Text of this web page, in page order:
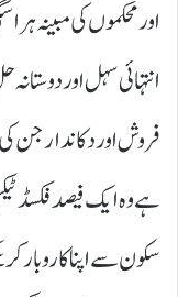
اور محکموں کی مبینہ
انتہائی سہل اور
فروش اور دکاندار جن
ہے وہ ایک فیصد فکسڈ
سکون سے اپنا کاروبار